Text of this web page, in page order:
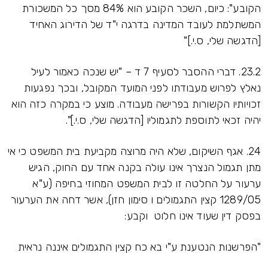
הקובע": כיום, השכר הקובע הוא 84% מסך כל המשכורת
המשתלמת לעובד המדינה בדרגה י"ד של הדירוג האחיד
[הדגשה שלי, ס.י.]"
23.2. דברי ההסבר לסעיף 7 ד – "יש שנכה כאמור לעיל
נאלץ לפרוש מעבודתו לפני המועד המקובל, ובכך נפגעות
זכויותיו הקשורות בפרישה מעבודה. מוצע כי במקרה כזה הוא
יהיה זכאי לתוספת לתגמוליו [הדגשה שלי, ס.י.]".
24. אגף השיקום, שלא היה מרוצה מקביעת בית המשפט כי אי
מתן תגמול הנצרך אינו עולה בקנה אחד עם החוק, הגיש
ערעור על החלטה זו לבית המשפט המחוזי בחיפה (ע"א
1289/05 קצין התגמולים ו סימון חזן), אשר דחה את הערעור
בפסק דין שעוד אינו חלוט וקבע:
"הפרשנות הנטענת ע"י בא כח קצין התגמולים איננה נראית